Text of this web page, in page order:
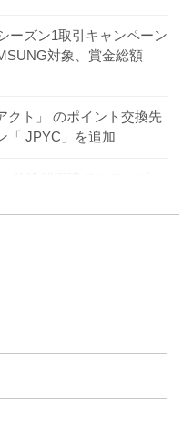
ーズン1取引キャンペーン
対象、賞金総額
クト」 のポイント交換先
「 JPYC」を追加
信託型円建てステーブル